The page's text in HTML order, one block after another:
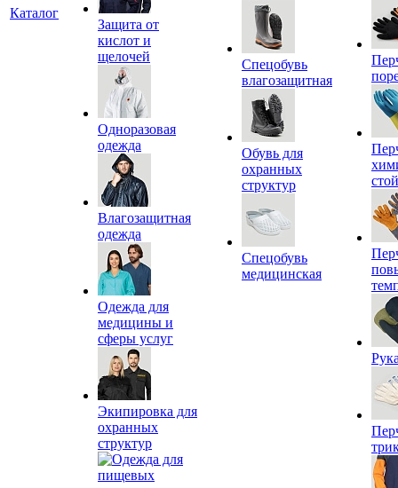
Каталог
Защита от
кислот и
щелочей
Одноразовая
одежда
Влагозащитная
одежда
Одежда для
медицины и
сферы услуг
Экипировка для
охранных
структур
Спецобувь
влагозащитная
Обувь для
охранных
структур
Спецобувь
медицинская